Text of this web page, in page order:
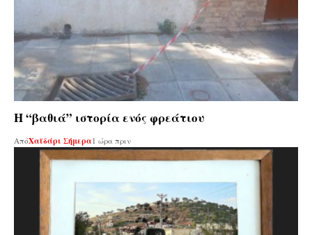
Η “βαθιά” ιστορία ενός φρεάτιου
ΑπόΧαϊδάρι Σήμερα1 ώρα πριν